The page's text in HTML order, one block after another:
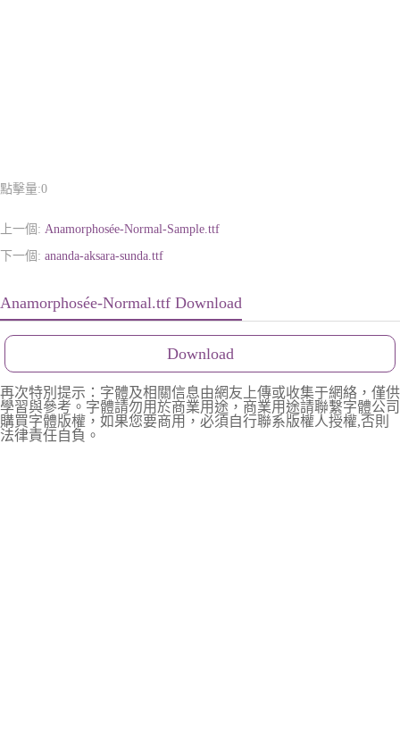
點擊量:0
上一個: Anamorphosée-Normal-Sample.ttf
下一個: ananda-aksara-sunda.ttf
Anamorphosée-Normal.ttf Download
Download
再次特別提示：字體及相關信息由網友上傳或收集于網絡，僅供
學習與參考。字體請勿用於商業用途，商業用途請聯繫字體公司
購買字體版權，如果您要商用，必須自行聯系版權人授權,否則
法律責任自負。